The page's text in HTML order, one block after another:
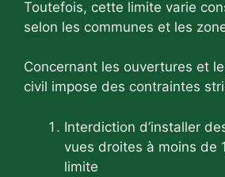
Toutefois, cette limite varie
selon les communes et les
Concernant les ouvertures et
civil impose des contraintes
Interdiction d’installer
vues droites à moins de
limite